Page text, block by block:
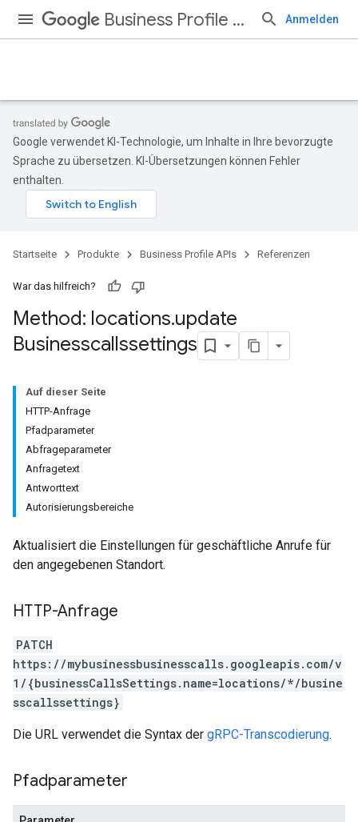
Business Profile APIs Anmelden
Google verwendet KI-Technologie, um Inhalte in Ihre bevorzugte
Sprache zu übersetzen. KI-Übersetzungen können Fehler
enthalten.
Startseite Produkte Business Profile APIs Referenzen
War das hilfreich?
Method: locations.update
Businesscallssettings
Auf dieser Seite
HTTP-Anfrage
Pfadparameter
Abfrageparameter
Anfragetext
Antworttext
Autorisierungsbereiche
Aktualisiert die Einstellungen für geschäftliche Anrufe für
den angegebenen Standort.
HTTP-Anfrage
PATCH
https://mybusinessbusinesscalls.googleapis.com/v
1/{businessCallsSettings.name=locations/*/busine
sscallssettings}
Die URL verwendet die Syntax der gRPC-Transcodierung.
Pfadparameter